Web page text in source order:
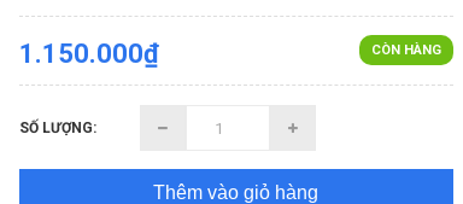
CÒN HÀNG
1.150.000₫
SỐ LƯỢNG:
Thêm vào giỏ hàng